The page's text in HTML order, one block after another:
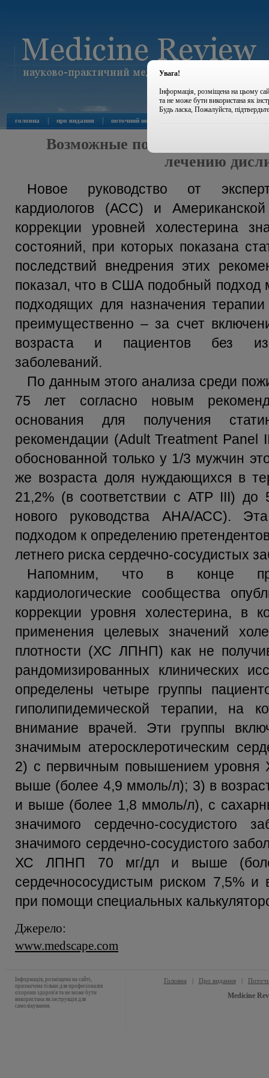
головна про видання поточний номер
Возможные последствия
лечению
Новое руководство от
кардиологов (АСС) и
коррекции уровней холестерина
состояний, при которых показана
последствий внедрения этих
показал, что в США подобный подход
подходящих для назначения
преимущественно – за счет
возраста и пациентов без
заболеваний.
По данным этого анализа среди
75 лет согласно новым
основания для получения
рекомендации (Adult Treatment Panel
обоснованной только у 1/3 мужчин
же возраста доля нуждающихся в
21,2% (в соответствии с АТР III) до
нового руководства АНА/АСС).
подходом к определению
летнего риска сердечно-сосудистых
Напомним, что в конце
кардиологические сообщества
коррекции уровня холестерина, в
применения целевых значений
плотности (ХС ЛПНП) как не
рандомизированных клинических
определены четыре группы
гиполипидемической терапии, на
внимание врачей. Эти группы
значимым атеросклеротическим
2) с первичным повышением
выше (более 4,9 ммоль/л); 3) в
и выше (более 1,8 ммоль/л), с
значимого сердечно-сосудистого
значимого сердечно-сосудистого
ХС ЛПНП 70 мг/дл и выше
сердечнососудистым риском 7,5%
при помощи специальных
Джерело:
www.medscape.com
Інформація, розміщена на сайті,
призначена тільки для професіоналів
охорони здоров'я та не може бути
використана як інструкція для
самолікування.
Головна | Про видання |
Medicine
Увага!
Інформація, розміщена на цьому
та не може бути використана як
Будь ласка, Пожалуйста,